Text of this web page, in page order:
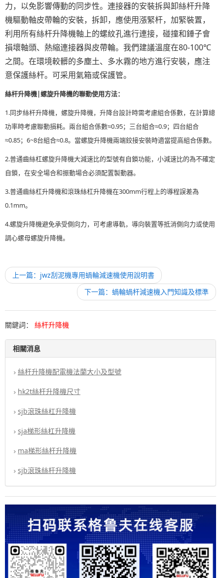
力，以免影響傳動的同步性。連接器的安裝拆與卸絲杆升降
機驅動軸皮帶輪的安裝，拆卸，應使用漲緊杆，加緊裝置，
利用所有絲杆升降機軸上的螺紋孔進行連接，碰撞和錘子會
損壞軸頭、熱縮連接器與皮帶輪。我們建議溫度在80-100℃
之間。在環境較髒的多塵土、多水霧的地方進行安裝，應注
意保護絲杆。可采用氣箱或保護管。
絲杆升降機|螺旋升降機的聯動使用方法：
1.同步絲杆升降機，螺旋升降機，升降台設計時需考慮組合係數，在計算總
功率時考慮聯動損耗。兩台組合係數≈0.95；三台組合≈0.9；四台組合
≈0.85；6~8台組合≈0.8。當螺旋升降機兩端鉸接安裝時適當提高組合係數。
2.普通齒絲杠螺旋升降機大減速比的型號有自鎖功能，小減速比的為不確定
自鎖，在安全場合和振動場合必須配置製動器。
3.普通齒絲杠升降機和滾珠絲杠升降機在300mm行程上的導程誤差為
0.1mm。
4.螺旋升降機避免承受側向力，可考慮導軌，導向裝置等抵消側向力或使用
調心螺母螺旋升降機。
上一篇：jwz刮泥機專用蝸輪減速機使用說明書
下一篇：蝸輪蝸杆減速機入門知識及標準
關鍵詞： 絲杆升降機
相關消息
絲杆升降機配電機法蘭大小及型號
hk2t絲杆升降機尺寸
sjb滾珠絲杠升降機
sja梯形絲杠升降機
ma梯形絲杆升降機
sjb滾珠絲杆升降機